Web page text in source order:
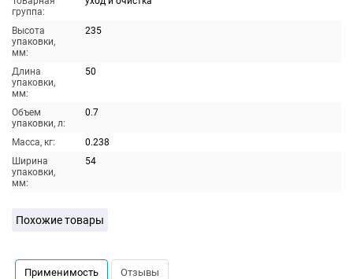
группа:
Высота
упаковки,
мм:
235
Длина
упаковки,
мм:
50
Объем
упаковки, л:
0.7
Масса, кг:
0.238
Ширина
упаковки,
мм:
54
Похожие товары
Применимость Отзывы